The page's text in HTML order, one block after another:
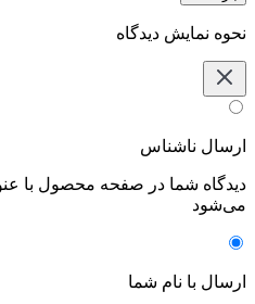
نحوه نمایش دیدگاه‌
ارسال ناشناس
دیدگاه شما در صفحه محصول با
می‌شود
ارسال با نام شما